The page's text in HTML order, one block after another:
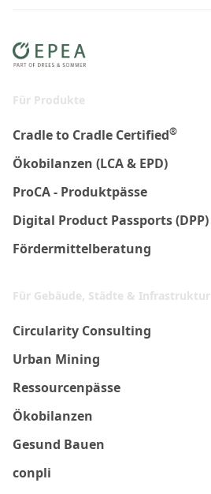
Für Produkte
Cradle to Cradle Certified®
Ökobilanzen (LCA & EPD)
ProCA - Produktpässe
Digital Product Passports (DPP)
Fördermittelberatung
Für Gebäude, Städte & Infrastruktur
Circularity Consulting
Urban Mining
Ressourcenpässe
Ökobilanzen
Gesund Bauen
conpli